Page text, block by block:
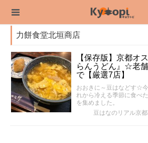
力餅食堂北垣商店
【保存版】京都オ
らんうどん』☆老
で【厳選7店】
おおきに～豆はなどす☆
れから冷える季節に食べ
を集めました。
豆はなのリアル京